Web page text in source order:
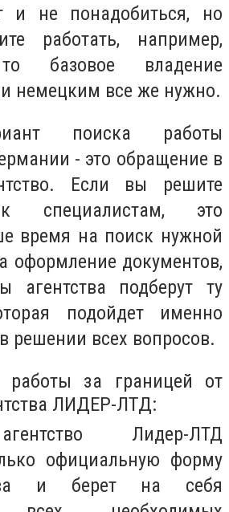
и не понадобиться, но
работать, например,
базовое владение
немецким все же нужно.
поиска работы
- это обращение в
Если вы решите
специалистам, это
время на поиск нужной
оформление документов,
агентства подберут ту
подойдет именно
решении всех вопросов.
работы за границей от
ЛИДЕР-ЛТД:
Лидер-ЛТД
официальную форму
и берет на себя